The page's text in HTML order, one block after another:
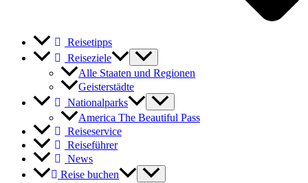
Reisetipps
Reiseziele
Alle Staaten und Regionen
Geisterstädte
Nationalparks
America The Beautiful Pass
Reiseservice
Reiseführer
News
Reise buchen